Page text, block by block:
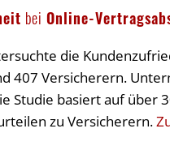
beiOnline-
die
407 Versicherern.
Studie basiert auf über
zu Versicherern.